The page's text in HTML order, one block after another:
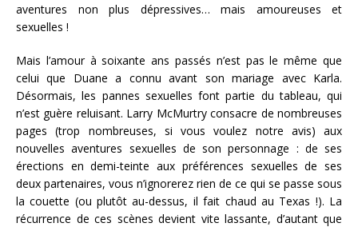
aventures non plus dépressives… mais amoureuses et
sexuelles !
Mais l’amour à soixante ans passés n’est pas le même que
celui que Duane a connu avant son mariage avec Karla.
Désormais, les pannes sexuelles font partie du tableau, qui
n’est guère reluisant. Larry McMurtry consacre de nombreuses
pages (trop nombreuses, si vous voulez notre avis) aux
nouvelles aventures sexuelles de son personnage : de ses
érections en demi-teinte aux préférences sexuelles de ses
deux partenaires, vous n’ignorerez rien de ce qui se passe sous
la couette (ou plutôt au-dessus, il fait chaud au Texas !). La
récurrence de ces scènes devient vite lassante, d’autant que